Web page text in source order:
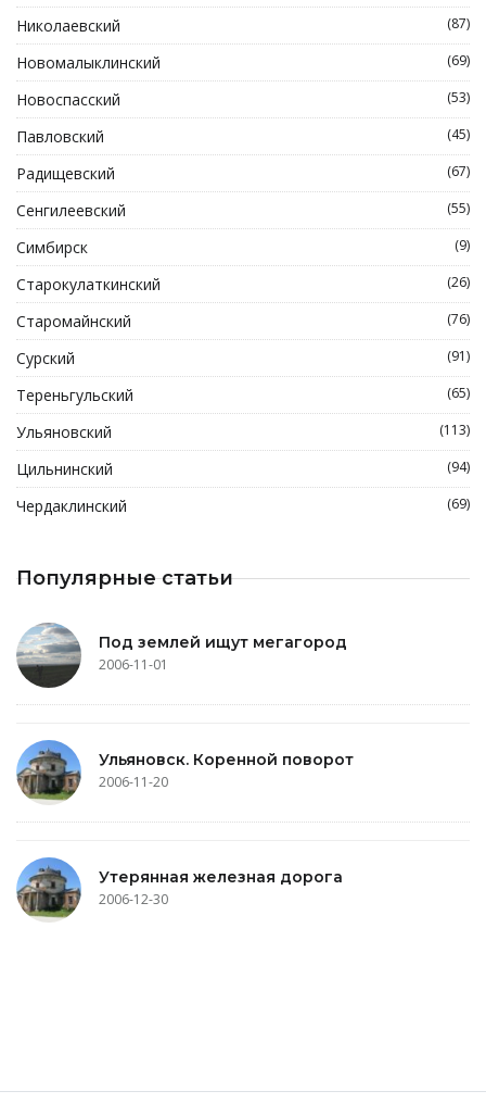
Николаевский (87)
Новомалыклинский (69)
Новоспасский (53)
Павловский (45)
Радищевский (67)
Сенгилеевский (55)
Симбирск (9)
Старокулаткинский (26)
Старомайнский (76)
Сурский (91)
Тереньгульский (65)
Ульяновский (113)
Цильнинский (94)
Чердаклинский (69)
Популярные статьи
Под землей ищут мегагород
2006-11-01
Ульяновск. Коренной поворот
2006-11-20
Утерянная железная дорога
2006-12-30